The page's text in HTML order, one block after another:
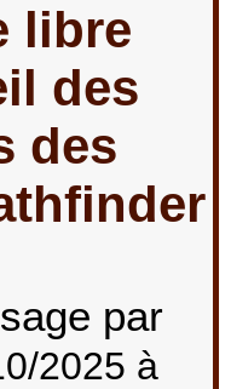
libre
des
des
par
2025 à